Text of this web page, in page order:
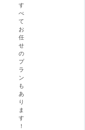
す
べ
て
お
任
せ
の
プ
ラ
ン
も
あ
り
ま
す
！